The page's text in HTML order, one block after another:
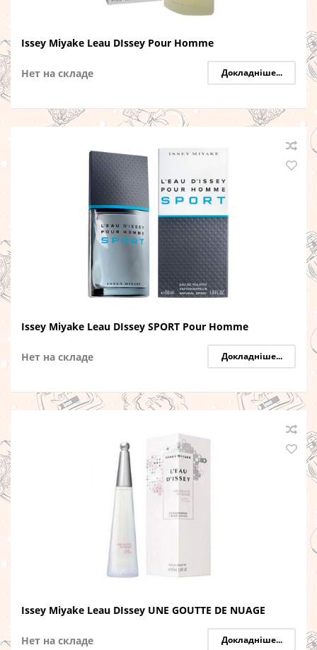
Issey Miyake Leau DIssey Pour Homme
Нет на складе Докладніше...
Issey Miyake Leau DIssey SPORT Pour Homme
Нет на складе Докладніше...
Issey Miyake Leau DIssey UNE GOUTTE DE NUAGE
Нет на складе Докладніше...